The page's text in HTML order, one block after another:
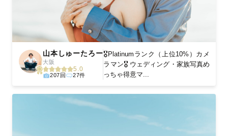
山本しゅーたろー
大阪
5.0
207回 27件
🎖Platinumランク（上位10%）カメ
ラマン🎖 ウェディング・家族写真め
っちゃ得意マ...